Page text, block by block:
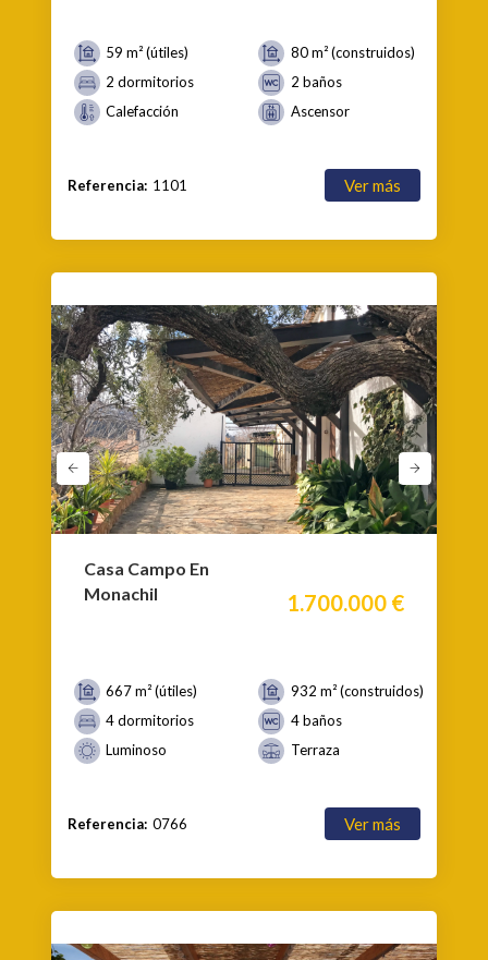
59 m² (útiles)
80 m² (construidos)
2 dormitorios
2 baños
Calefacción
Ascensor
Referencia: 1101 Ver más
Casa Campo En
Monachil
1.700.000 €
667 m² (útiles)
932 m² (construidos)
4 dormitorios
4 baños
Luminoso
Terraza
Referencia: 0766 Ver más